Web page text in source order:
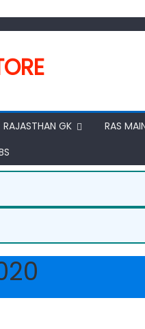
RAJASTHAN GK RAS